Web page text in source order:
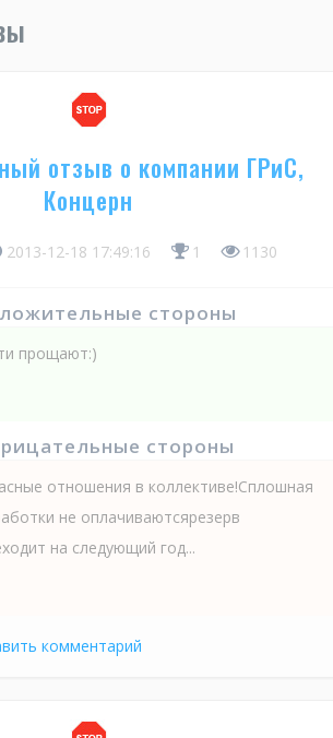
отзыв о компании ГРиС,
Концерн
2013-12-18 17:49:16 1 1130
стороны
прощают:)
стороны
отношения в коллективе!Сплошная
не оплачиваютсярезерв
на следующий год...
комментарий